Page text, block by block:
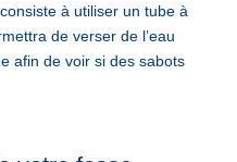
à utiliser un tube à
de verser de l’eau
afin de voir si des sabots